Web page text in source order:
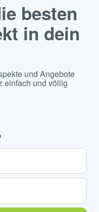
besten
in dein
und Angebote
einfach und völlig